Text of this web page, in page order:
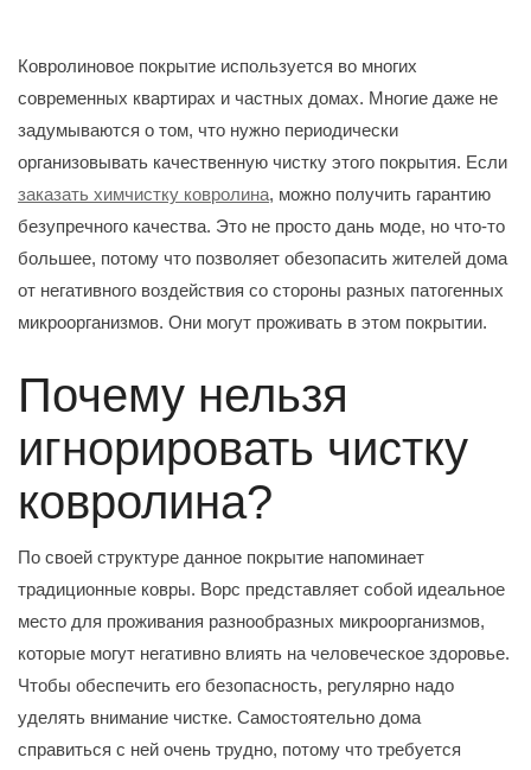
Ковролиновое покрытие используется во многих
современных квартирах и частных домах. Многие даже не
задумываются о том, что нужно периодически
организовывать качественную чистку этого покрытия. Если
заказать химчистку ковролина, можно получить гарантию
безупречного качества. Это не просто дань моде, но что-то
большее, потому что позволяет обезопасить жителей дома
от негативного воздействия со стороны разных патогенных
микроорганизмов. Они могут проживать в этом покрытии.
Почему нельзя
игнорировать чистку
ковролина?
По своей структуре данное покрытие напоминает
традиционные ковры. Ворс представляет собой идеальное
место для проживания разнообразных микроорганизмов,
которые могут негативно влиять на человеческое здоровье.
Чтобы обеспечить его безопасность, регулярно надо
уделять внимание чистке. Самостоятельно дома
справиться с ней очень трудно, потому что требуется